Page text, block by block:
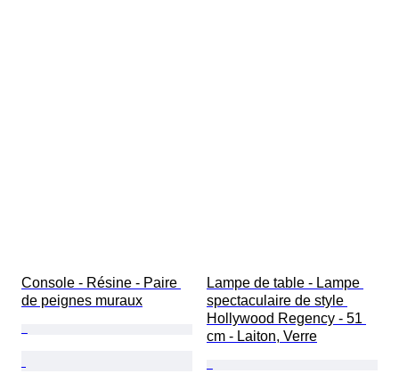
Console - Résine - Paire
de peignes muraux
Lampe de table - Lampe
spectaculaire de style
Hollywood Regency - 51
cm - Laiton, Verre